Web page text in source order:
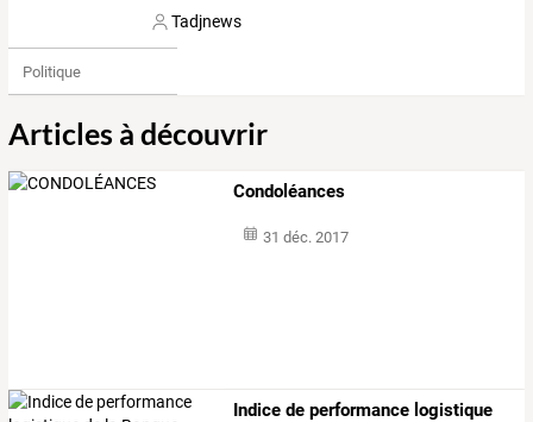
Tadjnews
Politique
Articles à découvrir
Condoléances
31 déc. 2017
Indice de performance logistique